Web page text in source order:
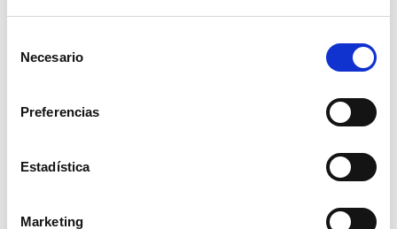
Necesario
Preferencias
Estadística
Marketing7x14 mts